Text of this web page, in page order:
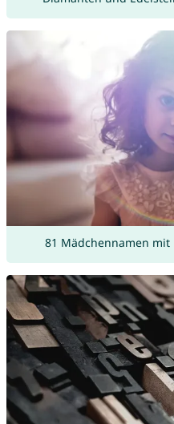
81 Mädchennamen